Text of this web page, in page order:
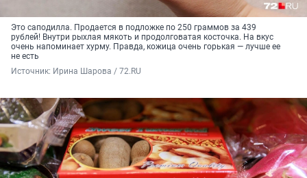
Это саподилла. Продается в подложке по 250 граммов за 439
рублей! Внутри рыхлая мякоть и продолговатая косточка. На вкус
очень напоминает хурму. Правда, кожица очень горькая — лучше ее
не есть
Источник: Ирина Шарова / 72.RU